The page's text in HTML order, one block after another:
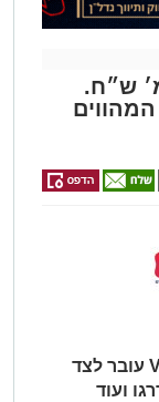
עובר שיפוץ בהשקעה של כ-2 מ׳ ש״ח.
במסגרת השיפוץ יוחלפו הכסאות על הפרקט, כשיציע ה-VIP עובר לצד
ועוד